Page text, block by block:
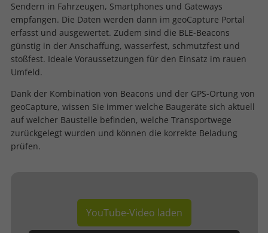
Sendern in Fahrzeugen, Smartphones und Gateways
empfangen. Die Daten werden dann im geoCapture Portal
erfasst und ausgewertet. Zudem sind die BLE-Beacons
günstig in der Anschaffung, wasserfest, schmutzfest und
stoßfest. Ideale Voraussetzungen für den Einsatz im rauen
Umfeld.
Dank der Kombination von Beacons und der GPS-Ortung von
geoCapture, wissen Sie immer welche Baugeräte sich aktuell
auf welcher Baustelle befinden, welche Transportwege
zurückgelegt wurden und können die korrekte Beladung
prüfen.
YouTube-Video laden